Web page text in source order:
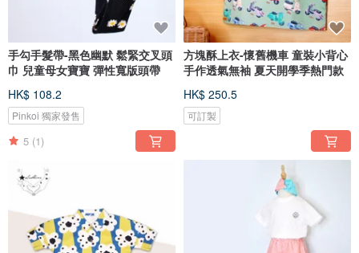
手勾手髮帶-黑色幽默 鬆緊交叉頭
巾 兒童母女寶寶 彈性寬版頭帶
HK$ 108.2
Pinkoi 獨家發售
5 (1)
方塊酥上衣-懷舊機車 童裝小背心
手作透氣無袖 夏天開學季熱門款
HK$ 250.5
可訂製